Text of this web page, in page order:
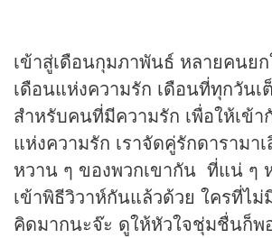
เข้าสู่เดือนกุมภาพันธ์ หลายคนย
เดือนแห่งความรัก เดือนที่ทุกวัน
สำหรับคนที่มีความรัก เพื่อให้เข้า
แห่งความรัก เราจัดคู่รักดารามา
หวาน ๆ ของพวกเขากัน ที่แน่ ๆ
เข้าพิธีวิวาห์กันแล้วด้วย ใครที่ไม่
คิดมากนะจ๊ะ ดูให้หัวใจชุ่มชื่นก็พ